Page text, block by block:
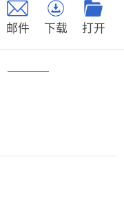
邮件 下载 打开